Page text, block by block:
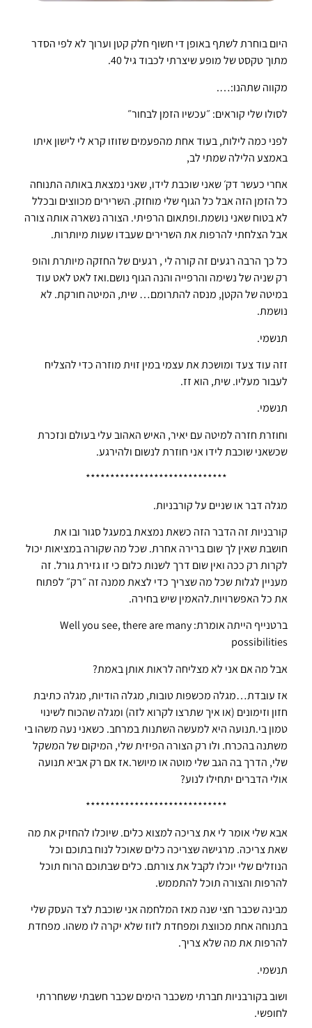
היום בוחרת לשתף באופן די חשוף חלק קטן וערוך לא לפי הסדר
מתוך טקסט של מופע שיצרתי לכבוד גיל 40.
מקווה שתהנו:….
לסולו שלי קוראים: ״עכשיו הזמן לבחור״
לפני כמה לילות, בעוד אחת מהפעמים שזוזו קרא לי לישון איתו
באמצע הלילה שמתי לב,
אחרי כעשר דק׳ שאני שוכבת לידו, שאני נמצאת באותה התנוחה
כל הזמן הזה אבל כל הגוף שלי מוחזק. השרירים מכווצים ובכלל
לא בטוח שאני נושמת.ופתאום הרפיתי. הצורה נשארה אותה צורה
אבל הצלחתי להרפות את השרירים שעבדו שעות מיותרות.
כל כך הרבה רגעים זה קורה לי , רגעים של החזקה מיותרת והופ
רק שניה של נשימה והרפייה והנה הגוף נושם.ואז לאט לאט עוד
במיטה של הקטן, מנסה להתרומם… שית, המיטה חורקת. לא
נושמת.
תנשמי.
זזה עוד צעד ומושכת את עצמי במין זוית מוזרה כדי להצליח
לעבור מעליו. שית, הוא זז.
תנשמי.
וחוזרת חזרה למיטה עם יאיר, האיש האהוב עלי בעולם ונזכרת
שכשאני שוכבת לידו אני חוזרת לנשום ולהירגע.
*****************************
מגלה דבר או שניים על קורבניות.
קורבניות זה הדבר הזה כשאת נמצאת במעגל סגור ובו את
חושבת שאין לך שום ברירה אחרת. שכל מה שקורה במציאות יכול
לקרות רק ככה ואין שום דרך לשנות כלום כי זו גזירת גורל. זה
מעניין לגלות שכל מה שצריך כדי לצאת ממנה זה ״רק״ לפתוח
את כל האפשרויות.להאמין שיש בחירה.
ברטנייף הייתה אומרת: Well you see, there are many
possibilities
אבל מה אם אני לא מצליחה לראות אותן באמת?
אז עובדת…מגלה מכשפות טובות, מגלה הודיות, מגלה כתיבת
חזון וזימונים (או איך שתרצו לקרוא לזה) ומגלה שהכוח לשינוי
טמון בי.תנועה היא למעשה השתנות במרחב. כשאני נעה משהו בי
משתנה בהכרח. ולו רק הצורה הפיזית שלי, המיקום של המשקל
שלי, הדרך בה הגב שלי מוטה או מיושר.אז אם רק אביא תנועה
אולי הדברים יתחילו לנוע?
*****************************
אבא שלי אומר לי את צריכה למצוא כלים. שיוכלו להחזיק את מה
שאת צריכה. מרגישה שצריכה כלים שאוכל לנוח בתוכם וכל
הנוזלים שלי יוכלו לקבל את צורתם. כלים שבתוכם הרוח תוכל
להרפות והצורה תוכל להתממש.
מבינה שכבר חצי שנה מאז המלחמה אני שוכבת לצד העסק שלי
בתנוחה אחת מכווצת ומפחדת לזוז שלא יקרה לו משהו. מפחדת
להרפות את מה שלא צריך.
תנשמי.
ושוב בקורבניות חברתי משכבר הימים שכבר חשבתי ששחררתי
לחופשי.